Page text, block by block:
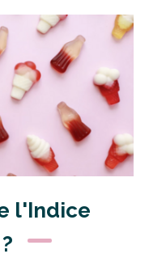
l'Indice